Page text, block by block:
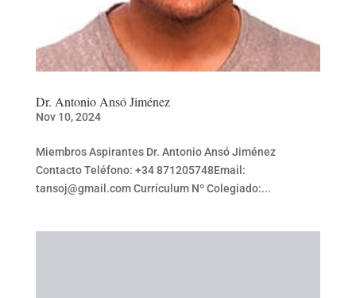
Dr. Antonio Ansó Jiménez
Nov 10, 2024
Miembros Aspirantes Dr. Antonio Ansó Jiménez
Contacto Teléfono: +34 871205748Email:
tansoj@gmail.com Currículum Nº Colegiado:...